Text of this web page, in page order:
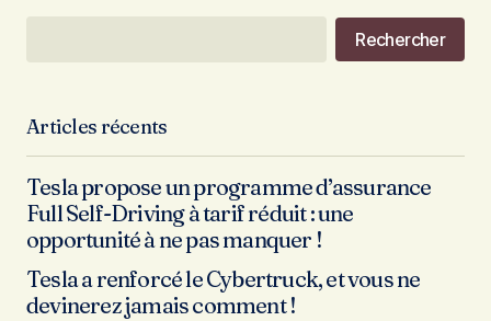
Rechercher
Articles récents
Tesla propose un programme d’assurance
Full Self-Driving à tarif réduit : une
opportunité à ne pas manquer !
Tesla a renforcé le Cybertruck, et vous ne
devinerez jamais comment !